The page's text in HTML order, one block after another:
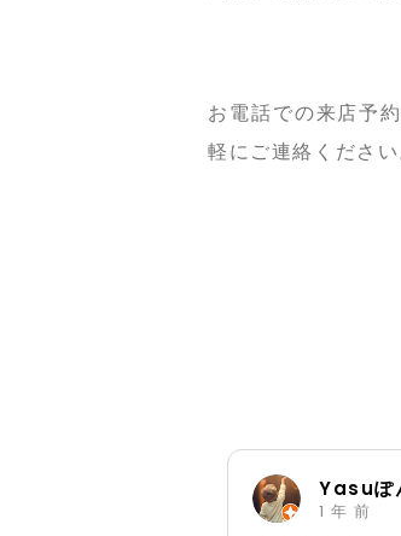
お電話での来店予
軽にご連絡ください
Yasuぽん（Yasuぽ
1 年 前